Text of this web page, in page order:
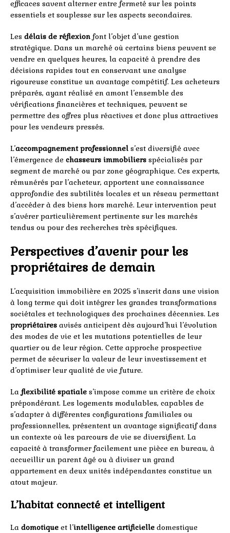
efficaces savent alterner entre fermeté sur les points
essentiels et souplesse sur les aspects secondaires.
Les délais de réflexion font l’objet d’une gestion
stratégique. Dans un marché où certains biens peuvent se
vendre en quelques heures, la capacité à prendre des
décisions rapides tout en conservant une analyse
rigoureuse constitue un avantage compétitif. Les acheteurs
préparés, ayant réalisé en amont l’ensemble des
vérifications financières et techniques, peuvent se
permettre des offres plus réactives et donc plus attractives
pour les vendeurs pressés.
L’accompagnement professionnel s’est diversifié avec
l’émergence de chasseurs immobiliers spécialisés par
segment de marché ou par zone géographique. Ces experts,
rémunérés par l’acheteur, apportent une connaissance
approfondie des subtilités locales et un réseau permettant
d’accéder à des biens hors marché. Leur intervention peut
s’avérer particulièrement pertinente sur les marchés
tendus ou pour des recherches très spécifiques.
Perspectives d’avenir pour les
propriétaires de demain
L’acquisition immobilière en 2025 s’inscrit dans une vision
à long terme qui doit intégrer les grandes transformations
sociétales et technologiques des prochaines décennies. Les
propriétaires avisés anticipent dès aujourd’hui l’évolution
des modes de vie et les mutations potentielles de leur
quartier ou de leur région. Cette approche prospective
permet de sécuriser la valeur de leur investissement et
d’optimiser leur qualité de vie future.
La flexibilité spatiale s’impose comme un critère de choix
prépondérant. Les logements modulables, capables de
s’adapter à différentes configurations familiales ou
professionnelles, présentent un avantage significatif dans
un contexte où les parcours de vie se diversifient. La
capacité à transformer facilement une pièce en bureau, à
accueillir un parent âgé ou à diviser un grand
appartement en deux unités indépendantes constitue un
atout majeur.
L’habitat connecté et intelligent
La domotique et l’intelligence artificielle domestique